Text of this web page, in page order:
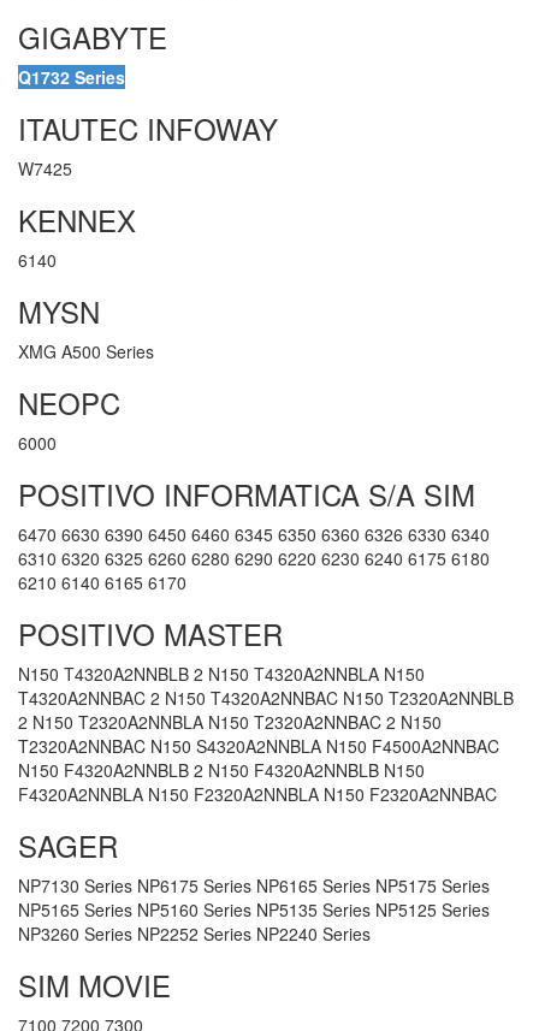
GIGABYTE
Q1732 Series
ITAUTEC INFOWAY
W7425
KENNEX
6140
MYSN
XMG A500 Series
NEOPC
6000
POSITIVO INFORMATICA S/A SIM
6470 6630 6390 6450 6460 6345 6350 6360 6326 6330 6340
6310 6320 6325 6260 6280 6290 6220 6230 6240 6175 6180
6210 6140 6165 6170
POSITIVO MASTER
N150 T4320A2NNBLB 2 N150 T4320A2NNBLA N150
T4320A2NNBAC 2 N150 T4320A2NNBAC N150 T2320A2NNBLB
2 N150 T2320A2NNBLA N150 T2320A2NNBAC 2 N150
T2320A2NNBAC N150 S4320A2NNBLA N150 F4500A2NNBAC
N150 F4320A2NNBLB 2 N150 F4320A2NNBLB N150
F4320A2NNBLA N150 F2320A2NNBLA N150 F2320A2NNBAC
SAGER
NP7130 Series NP6175 Series NP6165 Series NP5175 Series
NP5165 Series NP5160 Series NP5135 Series NP5125 Series
NP3260 Series NP2252 Series NP2240 Series
SIM MOVIE
7100 7200 7300